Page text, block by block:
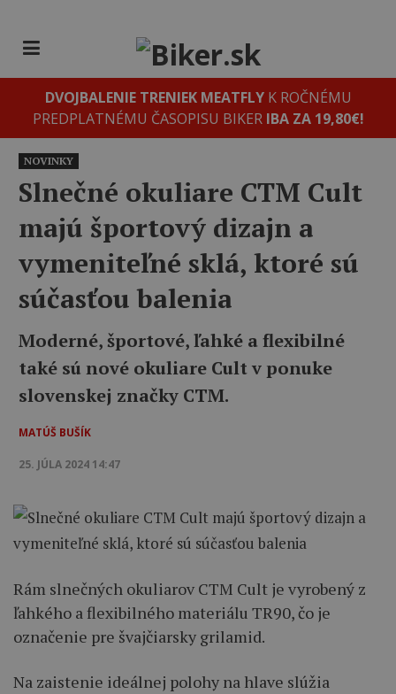
DVOJBALENIE TRENIEK MEATFLYK ROČNÉMU
PREDPLATNÉMU ČASOPISU BIKER IBA ZA 19,80€!
NOVINKY
Slnečné okuliare CTM Cult
majú športový dizajn a
vymeniteľné sklá, ktoré sú
súčasťou balenia
Moderné, športové, ľahké a flexibilné
také sú nové okuliare Cult v ponuke
slovenskej značky CTM.
MATÚŠ BUŠÍK
25. JÚLA 2024 14:47
Rám slnečných okuliarov CTM Cult je vyrobený z
ľahkého a flexibilného materiálu TR90, čo je
označenie pre švajčiarsky grilamid.
Na zaistenie ideálnej polohy na hlave slúžia